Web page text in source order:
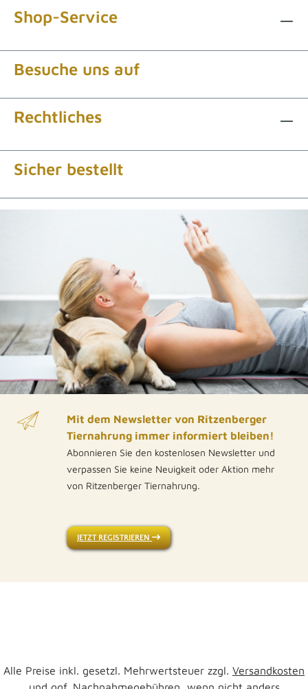
Shop-Service
Besuche uns auf
Rechtliches
Sicher bestellt
Mit dem Newsletter von Ritzenberger
Tiernahrung immer informiert bleiben!
Abonnieren Sie den kostenlosen Newsletter und
verpassen Sie keine Neuigkeit oder Aktion mehr
von Ritzenberger Tiernahrung.
JETZT REGISTRIEREN
Alle Preise inkl. gesetzl. Mehrwertsteuer zzgl. Versandkosten